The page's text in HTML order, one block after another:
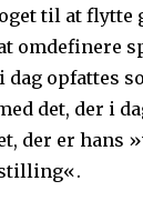
til at
omdefinere
dag opfattes
det, der i
der er hans